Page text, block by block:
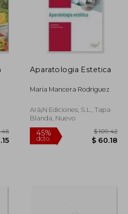
Aparatologia Estetica
Maria Mancera Rodriguez
Arã¡N Ediciones, S.L., Tapa
Blanda, Nuevo